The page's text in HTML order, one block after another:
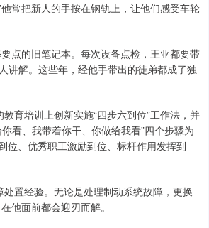
常把新人的手按在钢轨上，让他们感受车轮
点的旧笔记本。每次设备点检，王亚都要带
讲解。这些年，经他手带出的徒弟都成了独
育培训上创新实施“四步六到位”工作法，并
看、我带着你干、你做给我看”四个步骤为
位、优秀职工激励到位、标杆作用发挥到
置经验。无论是处理制动系统故障，更换
他面前都会迎刃而解。